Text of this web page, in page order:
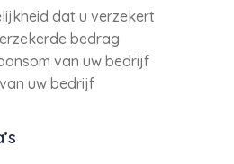
dat u verzekert
bedrag
van uw bedrijf
uw bedrijf